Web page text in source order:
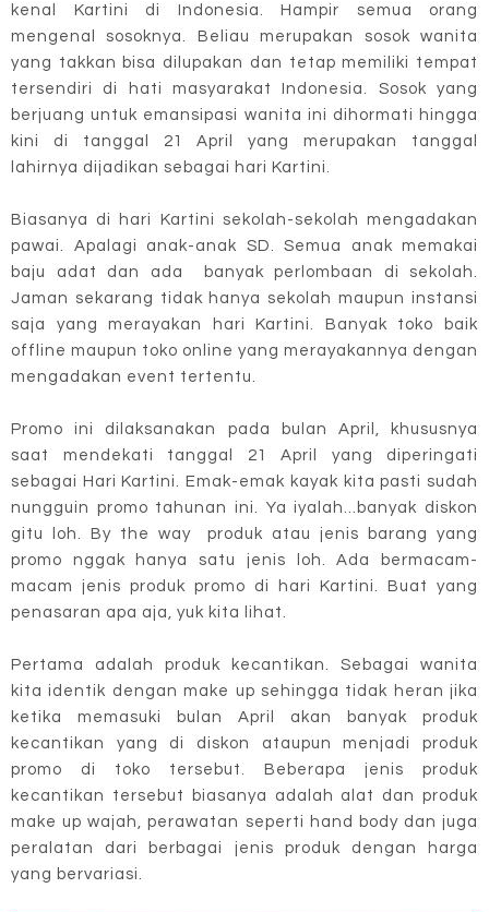
kenal Kartini di Indonesia. Hampir semua orang
mengenal sosoknya. Beliau merupakan sosok wanita
yang takkan bisa dilupakan dan tetap memiliki tempat
tersendiri di hati masyarakat Indonesia. Sosok yang
berjuang untuk emansipasi wanita ini dihormati hingga
kini di tanggal 21 April yang merupakan tanggal
lahirnya dijadikan sebagai hari Kartini.
Biasanya di hari Kartini sekolah-sekolah mengadakan
pawai. Apalagi anak-anak SD. Semua anak memakai
baju adat dan ada banyak perlombaan di sekolah.
Jaman sekarang tidak hanya sekolah maupun instansi
saja yang merayakan hari Kartini. Banyak toko baik
offline maupun toko online yang merayakannya dengan
mengadakan event tertentu.
Promo ini dilaksanakan pada bulan April, khususnya
saat mendekati tanggal 21 April yang diperingati
sebagai Hari Kartini. Emak-emak kayak kita pasti sudah
nungguin promo tahunan ini. Ya iyalah...banyak diskon
gitu loh. By the way produk atau jenis barang yang
promo nggak hanya satu jenis loh. Ada bermacam-
macam jenis produk promo di hari Kartini. Buat yang
penasaran apa aja, yuk kita lihat.
Pertama adalah produk kecantikan. Sebagai wanita
kita identik dengan make up sehingga tidak heran jika
ketika memasuki bulan April akan banyak produk
kecantikan yang di diskon ataupun menjadi produk
promo di toko tersebut. Beberapa jenis produk
kecantikan tersebut biasanya adalah alat dan produk
make up wajah, perawatan seperti hand body dan juga
peralatan dari berbagai jenis produk dengan harga
yang bervariasi.